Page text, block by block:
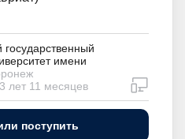
имени
лет 11 месяцев
поступить